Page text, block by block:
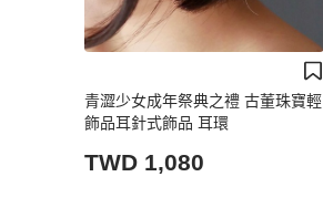
青澀少女成年祭典之禮 古董珠寶輕
飾品耳針式飾品 耳環
TWD 1,080